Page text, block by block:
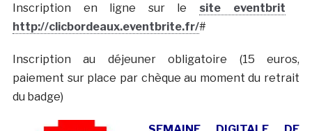
Inscription en ligne sur le site eventbrit
http://clicbordeaux.eventbrite.fr/#
Inscription au déjeuner obligatoire (15 euros,
paiement sur place par chèque au moment du retrait
du badge)